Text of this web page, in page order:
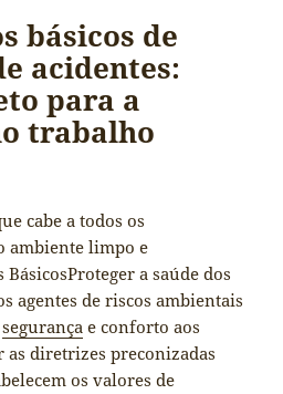
básicos de
acidentes:
para a
trabalho
cabe a todos os
ambiente limpo e
a saúde dos
agentes de riscos ambientais
segurança e conforto aos
diretrizes preconizadas
os valores de